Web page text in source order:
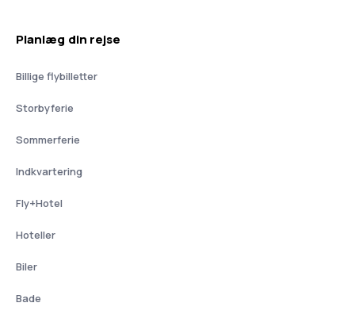
Planlæg din rejse
Billige flybilletter
Storbyferie
Sommerferie
Indkvartering
Fly+Hotel
Hoteller
Biler
Bade